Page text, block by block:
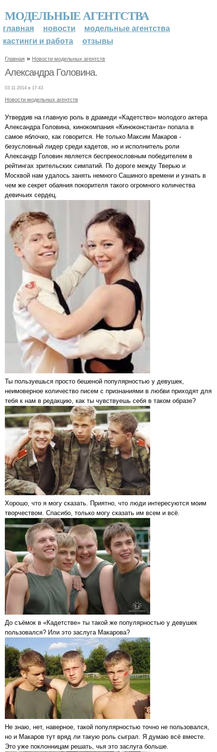
МОДЕЛЬНЫЕ АГЕНТСТВА
главная новости
модельные агентства
кастинги и работа
отзывы
Главная » Новости модельных агентств
Александра Головина.
03.11.2014 в 17:43
Новости модельных агентств
Утвердив на главную роль в драмеди «Кадетство» молодого актера
Александра Головина, кинокомпания «Киноконстанта» попала в
самое яблочко, как говорится. Не только Максим Макаров -
безусловный лидер среди кадетов, но и исполнитель роли
Александр Головин является беспрекословным победителем в
рейтингах зрительских симпатий. По дороге между Тверью и
Москвой нам удалось занять немного Сашиного времени и узнать в
чем же секрет обаяния покорителя такого огромного количества
девичьих сердец.
Ты пользуешься просто бешеной популярностью у девушек,
неимоверное количество писем с признаниями в любви приходят для
тебя к нам в редакцию, как ты чувствуешь себя в таком образе?
Хорошо, что я могу сказать. Приятно, что люди интересуются моим
творчеством. Спасибо, только могу сказать им всем и всё.
До съёмок в «Кадетстве» ты такой же популярностью у девушек
пользовался? Или это заслуга Макарова?
Не знаю, нет, наверное, такой популярностью точно не пользовался,
но и Макаров тут вряд ли такую роль сыграл. Я думаю всё вместе.
Это уже поклонницам решать, чья это заслуга больше.